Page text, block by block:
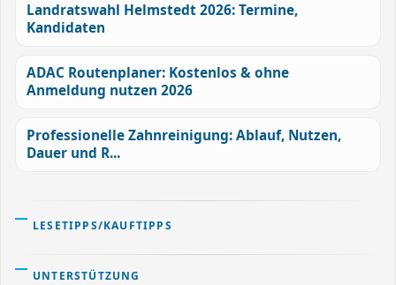
Landratswahl Helmstedt 2026: Termine,
Kandidaten
ADAC Routenplaner: Kostenlos & ohne
Anmeldung nutzen 2026
Professionelle Zahnreinigung: Ablauf, Nutzen,
Dauer und R...
LESETIPPS/KAUFTIPPS
UNTERSTÜTZUNG